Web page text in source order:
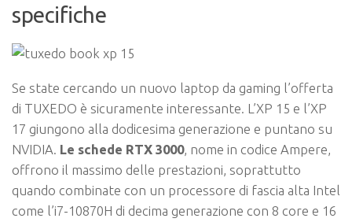
specifiche
Se state cercando un nuovo laptop da gaming l’offerta
di TUXEDO è sicuramente interessante. L’XP 15 e l’XP
17 giungono alla dodicesima generazione e puntano su
NVIDIA. Le schede RTX 3000, nome in codice Ampere,
offrono il massimo delle prestazioni, soprattutto
quando combinate con un processore di fascia alta Intel
come l’i7-10870H di decima generazione con 8 core e 16